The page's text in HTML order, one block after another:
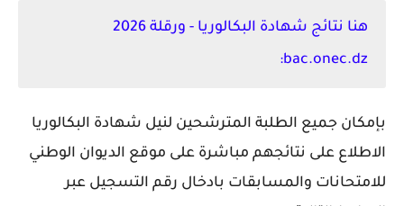
هنا نتائج شهادة البكالوريا - ورقلة 2026
bac.onec.dz:
بإمكان جميع الطلبة المترشحين لنيل شهادة البكالوريا
الاطلاع على نتائجهم مباشرة على موقع الديوان الوطني
للامتحانات والمسابقات بادخال رقم التسجيل عبر